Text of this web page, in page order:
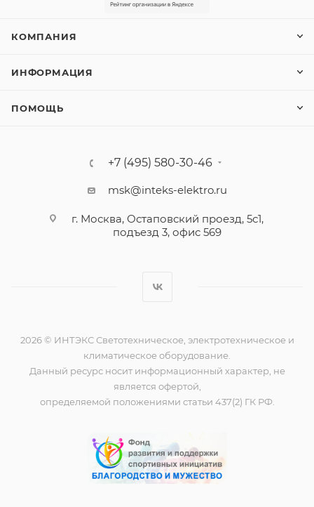
КОМПАНИЯ
ИНФОРМАЦИЯ
ПОМОЩЬ
+7 (495) 580-30-46
msk@inteks-elektro.ru
г. Москва, Остаповский проезд, 5с1,
подъезд 3, офис 569
2026 © ИНТЭКС Светотехническое, электротехническое и
климатическое оборудование.
Данный ресурс носит информационный характер, не
является офертой,
определяемой положениями статьи 437(2) ГК РФ.